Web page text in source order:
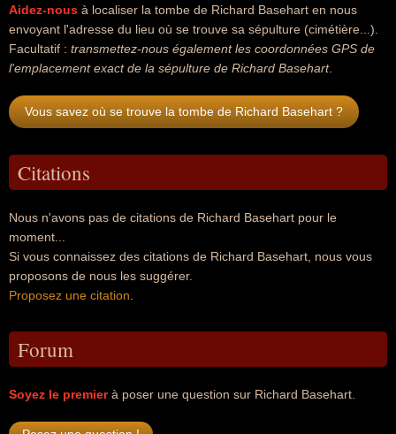
Aidez-nous à localiser la tombe de Richard Basehart en nous
envoyant l'adresse du lieu où se trouve sa sépulture (cimétière...).
Facultatif : transmettez-nous également les coordonnées GPS de
l'emplacement exact de la sépulture de Richard Basehart.
Vous savez où se trouve la tombe de Richard Basehart ?
Citations
Nous n'avons pas de citations de Richard Basehart pour le
moment...
Si vous connaissez des citations de Richard Basehart, nous vous
proposons de nous les suggérer.
Proposez une citation
Forum
Soyez le premierà poser une question sur Richard Basehart.